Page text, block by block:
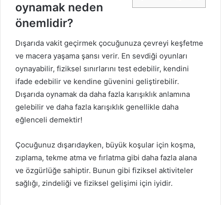
oynamak neden
önemlidir?
Dışarıda vakit geçirmek çocuğunuza çevreyi keşfetme
ve macera yaşama şansı verir. En sevdiği oyunları
oynayabilir, fiziksel sınırlarını test edebilir, kendini
ifade edebilir ve kendine güvenini geliştirebilir.
Dışarıda oynamak da daha fazla karışıklık anlamına
gelebilir ve daha fazla karışıklık genellikle daha
eğlenceli demektir!
Çocuğunuz dışarıdayken, büyük koşular için koşma,
zıplama, tekme atma ve fırlatma gibi daha fazla alana
ve özgürlüğe sahiptir. Bunun gibi fiziksel aktiviteler
sağlığı, zindeliği ve fiziksel gelişimi için iyidir.